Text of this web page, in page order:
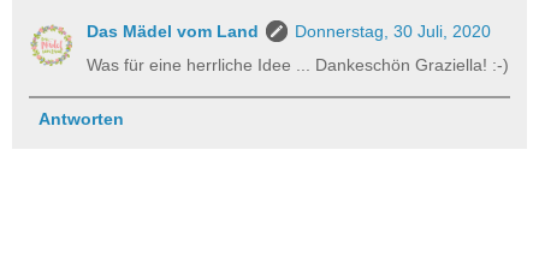
Das Mädel vom Land
Donnerstag, 30 Juli, 2020
Was für eine herrliche Idee ... Dankeschön Graziella! :-)
Antworten